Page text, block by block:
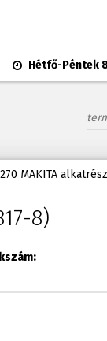
Hétfő-Péntek
MAKITA
8)